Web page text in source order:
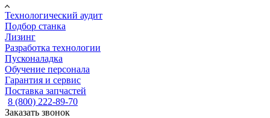
Технологический аудит
Подбор станка
Лизинг
Разработка технологии
Пусконаладка
Обучение персонала
Гарантия и сервис
Поставка запчастей
8 (800) 222-89-70
Заказать звонок